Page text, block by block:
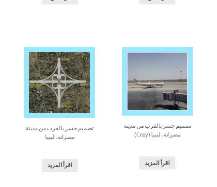
تصميم جسر بالقرب من مدينة
مصراته، ليبيا
اقرأ المزيد
تصميم جسر بالقرب من مدينة
مصراته، ليبيا (Copy)
اقرأ المزيد